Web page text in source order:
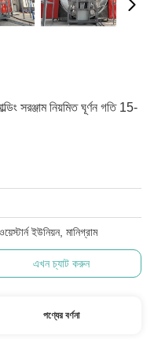
সরঞ্জাম নিয়মিত ঘূর্ণন গতি 15-
ইউনিয়ন, মানিগ্রাম
এখন চ্যাট করুন
পণ্যের বর্ণনা